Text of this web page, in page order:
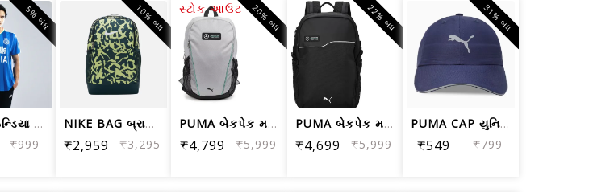
એડિડાસ ઇન્ડિયા ટી20 ઇન્ટરનેશનલ ક્રિકે...
₹999
5% બંધ
NIKE BAG બ્રાઝિલિયા બેકપેક FB2826-328...
₹2,959 ₹3,295
10% બંધ
PUMA બેકપેક મર્સિડીઝ MAPF1 07912502 પ...
₹4,799 ₹5,999
સ્ટોક આઉટ 20% બંધ
PUMA બેકપેક મર્સિડીઝ MAPF1 07988701 પ...
₹4,699 ₹5,999
22% બંધ
PUMA CAP યુનિસેક્સ રનિંગ કેપ પીકોટ 05291124
₹549 ₹799
31% બંધ